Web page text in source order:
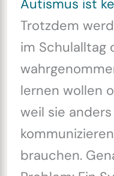
Autismus ist
Trotzdem
im Schulalltag
lernen wollen
weil sie
brauchen.